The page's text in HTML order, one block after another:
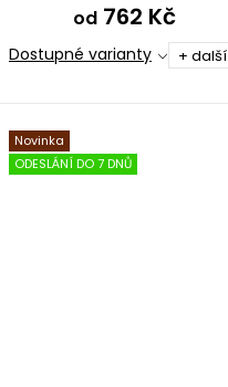
od762 Kč
Dostupné varianty + další
Novinka
ODESLÁNÍ DO 7 DNŮ